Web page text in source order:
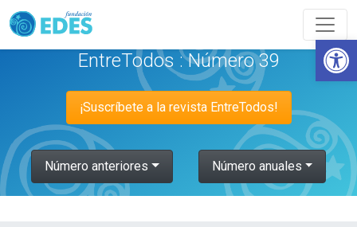
Abrir
EntreTodos : Número 39
¡Suscríbete a la revista EntreTodos!
Número anteriores Número anuales